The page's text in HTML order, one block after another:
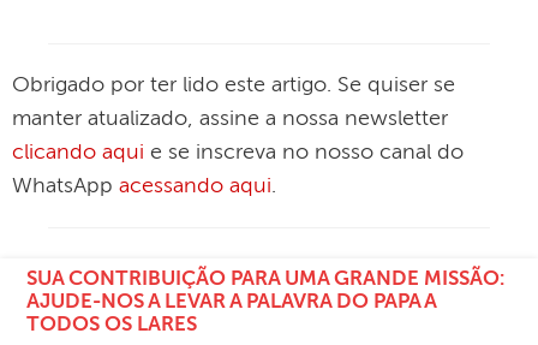
Obrigado por ter lido este artigo. Se quiser se
manter atualizado, assine a nossa newsletter
clicando aqui e se inscreva no nosso canal do
WhatsApp acessando aqui.
SUA CONTRIBUIÇÃO PARA UMA GRANDE MISSÃO:
AJUDE-NOS A LEVAR A PALAVRA DO PAPA A
TODOS OS LARES